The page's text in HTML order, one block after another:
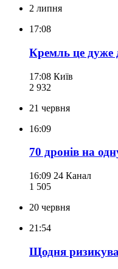
2 липня
17:08
Кремль це дуже
17:08 Київ
2 932
21 червня
16:09
70 дронів на
16:09 24 Канал
1 505
20 червня
21:54
Щодня